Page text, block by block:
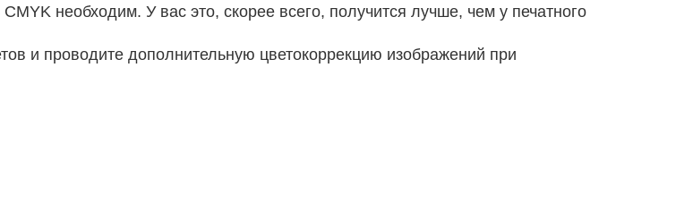
необходим. У вас это, скорее всего, получится лучше, чем у печатного
и проводите дополнительную цветокоррекцию изображений при